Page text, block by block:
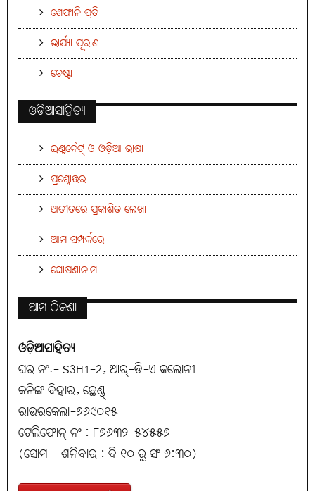
ଶେଫାଳି ପ୍ରତି
ଭାର୍ଯ୍ୟା ପୂରାଣ
ଚେଷ୍ଟା
ଓଡିଆସାହିତ୍ୟ
ଇଣ୍ଟର୍ନେଟ୍ ଓ ଓଡ଼ିଆ ଭାଷା
ପ୍ରଶ୍ନୋତ୍ତର
ଅତୀତରେ ପ୍ରକାଶିତ ଲେଖା
ଆମ ସମ୍ପର୍କରେ
ଘୋଷଣାନାମା
ଆମ ଠିକଣା
ଓଡ଼ିଆସାହିତ୍ୟ
ଘର ନଂ.- S3H1-2, ଆର୍-ଡି-ଏ କଲୋନୀ
କଳିଙ୍ଗ ବିହାର, ଛେଣ୍ଡ୍
ରାଉରକେଲା-୭୬୯୦୧୫
ଟେଲିଫୋନ୍ ନଂ : ୮୭୬୩୨-୫୪୫୫୭
(ସୋମ - ଶନିବାର : ଦି ୧୦ ରୁ ସଂ ୬:୩୦)